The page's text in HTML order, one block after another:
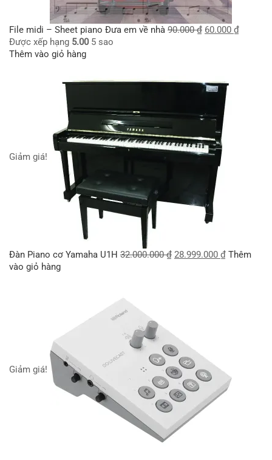
File midi – Sheet piano Đưa em về nhà 90.000₫ 60.000 ₫
Được xếp hạng 5.005 sao
Thêm vào giỏ hàng
Giảm giá!
Đàn Piano cơ Yamaha U1H 32.000.000₫ 28.999.000 ₫ Thêm
vào giỏ hàng
Giảm giá!